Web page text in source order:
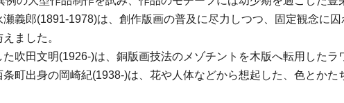
義郎(1891-1978)は、創作版画の普及に尽力しつつ、固定観念に
ました。
吹田文明(1926-)は、銅版画技法のメゾチントを木版へ転用した
町出身の岡崎紀(1938-)は、花や人体などから想起した、色とか